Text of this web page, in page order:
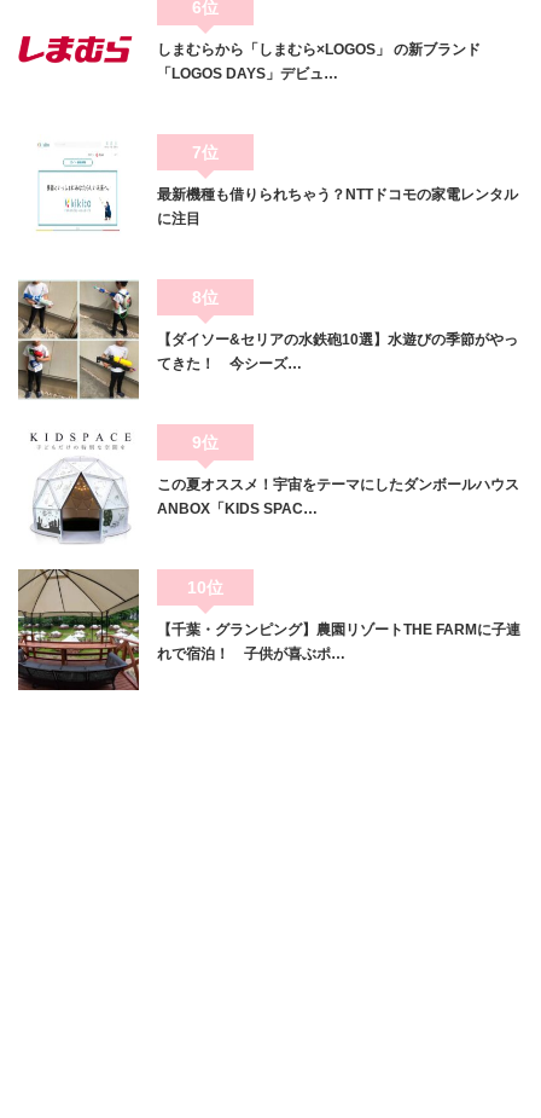
6位
しまむらから「しまむら×LOGOS」 の新ブランド
「LOGOS DAYS」デビュ…
7位
最新機種も借りられちゃう？NTTドコモの家電レンタル
に注目
8位
【ダイソー&セリアの水鉄砲10選】水遊びの季節がやっ
てきた！ 今シーズ…
9位
この夏オススメ！宇宙をテーマにしたダンボールハウス
ANBOX「KIDS SPAC…
10位
【千葉・グランピング】農園リゾートTHE FARMに子連
れで宿泊！ 子供が喜ぶポ…